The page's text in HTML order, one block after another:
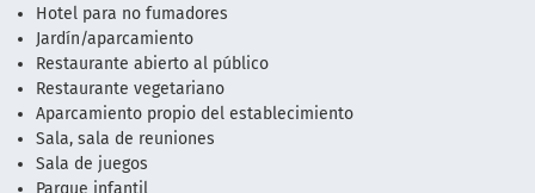
Hotel para no fumadores
Jardín/aparcamiento
Restaurante abierto al público
Restaurante vegetariano
Aparcamiento propio del establecimiento
Sala, sala de reuniones
Sala de juegos
Parque infantil